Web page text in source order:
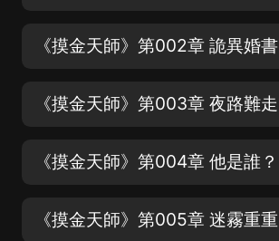
《摸金天師》第002章 詭異婚書
《摸金天師》第003章 夜路難走
《摸金天師》第004章 他是誰？
《摸金天師》第005章 迷霧重重